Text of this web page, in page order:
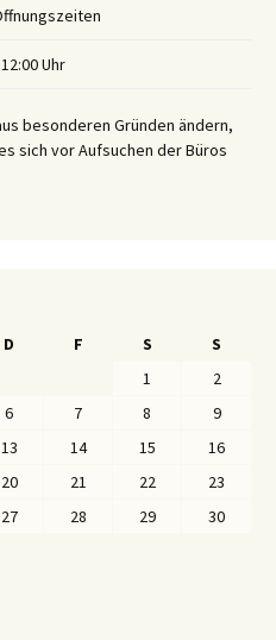
Uhr
besonderen Gründen ändern,
sich vor Aufsuchen der Büros
D F S
S
1
2
6 7 8
9
13 14 15
16
20 21 22
23
27 28 29
30